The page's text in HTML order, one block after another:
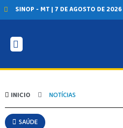
SINOP - MT | 7 DE AGOSTO DE 2026
INICIO NOTÍCIAS
SAÚDE